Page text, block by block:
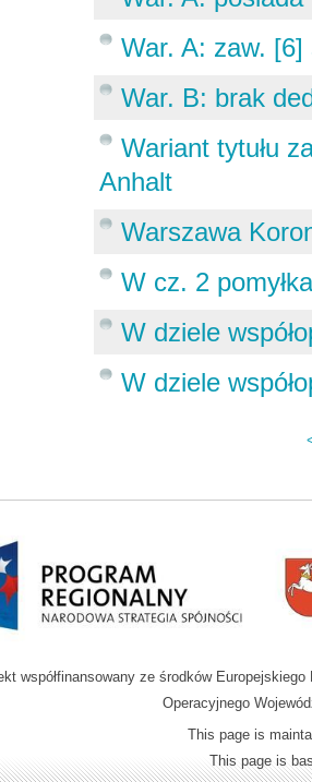
War. A: zaw. [6]
War. B: brak
Wariant tytułu
Anhalt
Warszawa
W cz. 2
W dziele
W dziele
współfinansowany ze środków
Operacyjnego
This page is
This page is